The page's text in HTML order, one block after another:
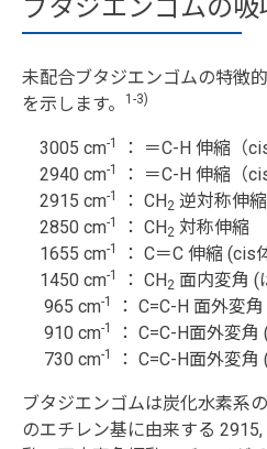
ブタジエンゴムの
未配合ブタジエンゴムの特徴
を示します。
1-3)
3005 cm-1
： ＝C-H 伸縮（
2940 cm-1
： ＝C-H 伸縮（
2915 cm-1 ： CH2 逆対称伸縮
2850 cm-1 ： CH2 対称伸縮
1655 cm-1
： C＝C 伸縮 (cis
1450 cm-1 ： CH2 面内変角 (
965 cm-1
： C=C-H 面外変
910 cm-1
： C=C-H面外変角
730 cm-1 ： C=C-H面外変角
ブタジエンゴムは炭化水素系
のエチレン基に由来する